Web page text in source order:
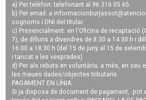
a) Per telèfon: telefonant al 96 316 05 65.
b) Per email: a
cognoms i DNI del titular.
c) Presencialment: en l'Oficina de recaptació
7), de dilluns a divendres de 8.30 a 14.30 h i
16.00 a 18.30 h (del 15 de juny al 15 de
i tancat a les vesprades).
d) Per als rebuts en voluntària, a més, en seu
les meues dades/objectes tributaris.
PAGAMENT EN LÍNIA:
Si ja disposa de document de pagament, pot